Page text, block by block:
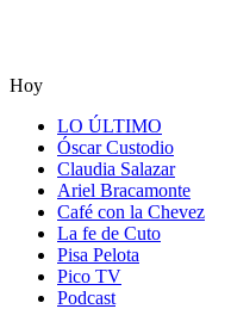
Hoy
LO ÚLTIMO
Óscar Custodio
Claudia Salazar
Ariel Bracamonte
Café con la Chevez
La fe de Cuto
Pisa Pelota
Pico TV
Podcast